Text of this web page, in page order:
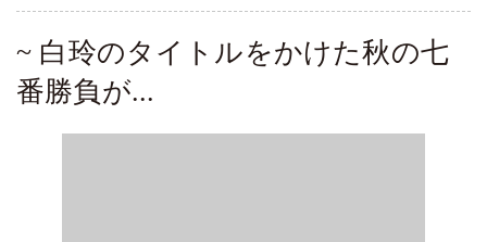
~ 白玲のタイトルをかけた秋の七
番勝負が...